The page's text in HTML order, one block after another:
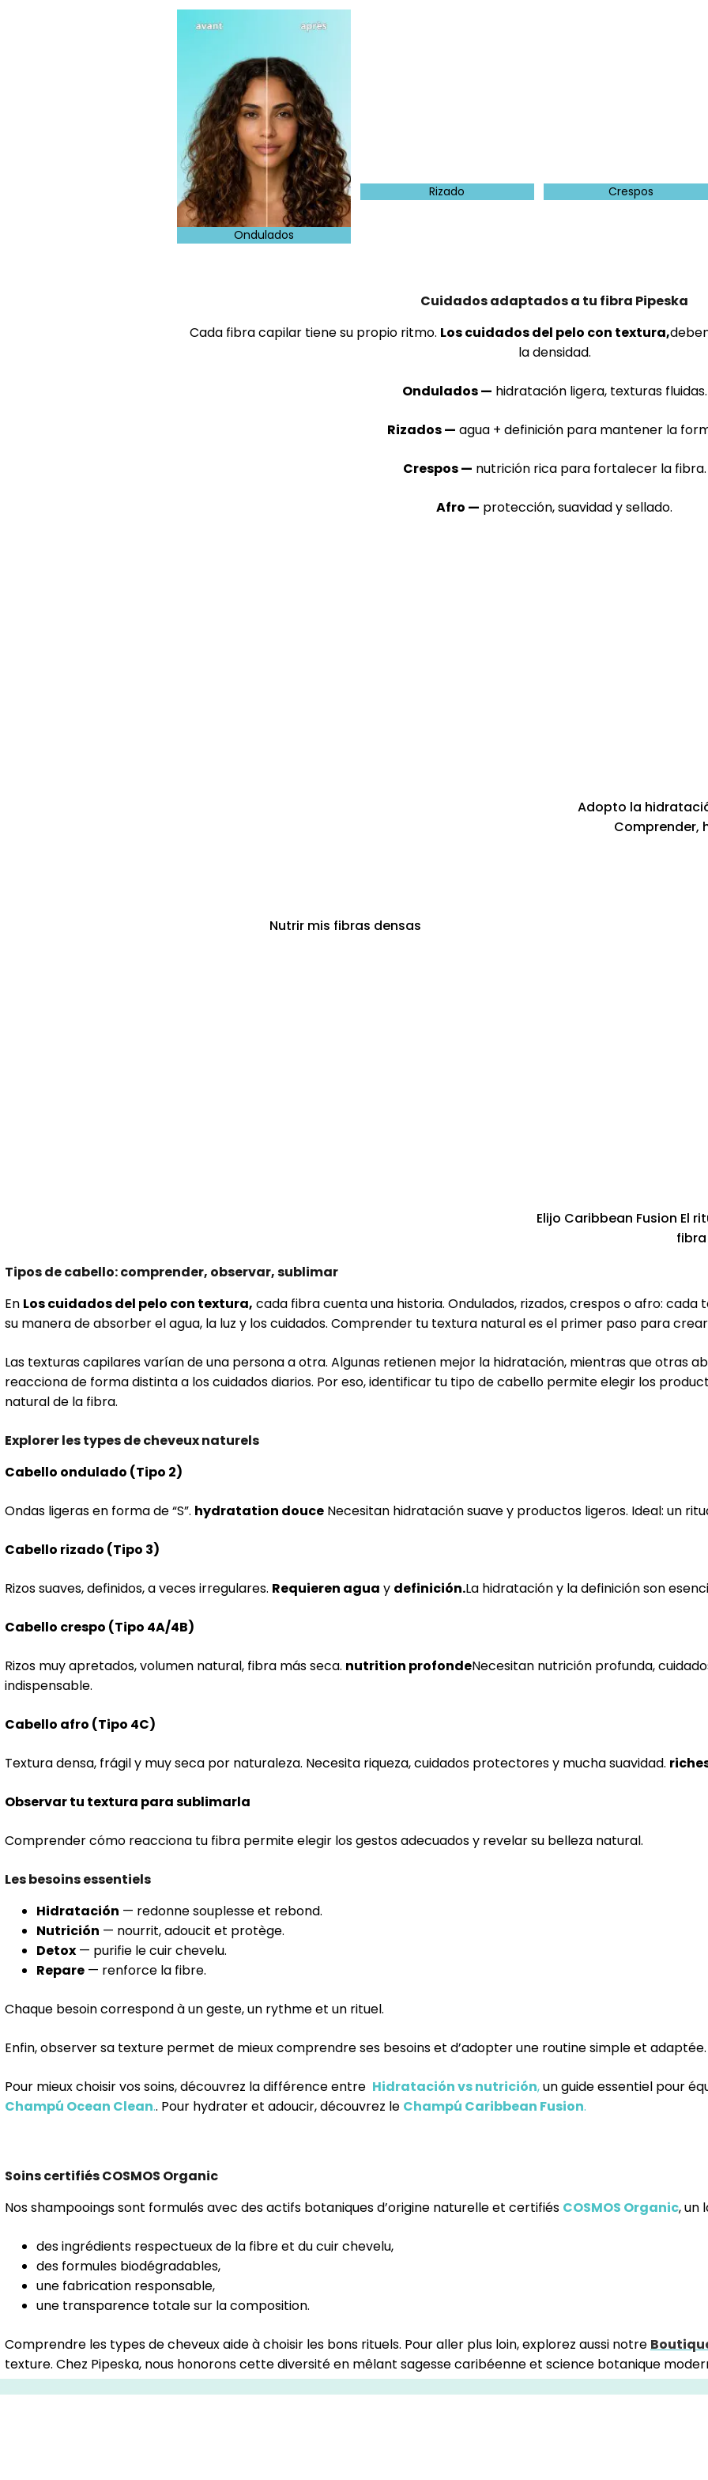
Ondulados
Rizado Crespos
Cuidados adaptados a tu fibra Pipeska
Cada fibra capilar tiene su propio ritmo. Los cuidados del pelo con textura,
la densidad.
Ondulados — hidratación ligera, texturas fluidas.
Rizados — agua + definición para mantener la
Crespos — nutrición rica para fortalecer la fibra.
Afro — protección, suavidad y sellado.
Nutrir mis fibras densas
Adopto la
Comprender,
Elijo Caribbean Fusion El
Tipos de cabello: comprender, observar, sublimar
En Los cuidados del pelo con textura, cada fibra cuenta una historia. Ondulados, rizados, crespos o afro:
su manera de absorber el agua, la luz y los cuidados. Comprender tu textura natural es el primer paso para
Las texturas capilares varían de una persona a otra. Algunas retienen mejor la hidratación, mientras que otras
reacciona de forma distinta a los cuidados diarios. Por eso, identificar tu tipo de cabello permite elegir los
natural de la fibra.
Explorer les types de cheveux naturels
Cabello ondulado (Tipo 2)
Ondas ligeras en forma de “S”. hydratation douce Necesitan hidratación suave y productos ligeros. Ideal: un
Cabello rizado (Tipo 3)
Rizos suaves, definidos, a veces irregulares. Requieren agua y definición.La hidratación y la definición son
Cabello crespo (Tipo 4A/4B)
Rizos muy apretados, volumen natural, fibra más seca. nutrition profondeNecesitan nutrición profunda,
indispensable.
Cabello afro (Tipo 4C)
Textura densa, frágil y muy seca por naturaleza. Necesita riqueza, cuidados protectores y mucha suavidad.
Observar tu textura para sublimarla
Comprender cómo reacciona tu fibra permite elegir los gestos adecuados y revelar su belleza natural.
Les besoins essentiels
Hidratación — redonne souplesse et rebond.
Nutrición — nourrit, adoucit et protège.
Detox — purifie le cuir chevelu.
Repare — renforce la fibre.
Chaque besoin correspond à un geste, un rythme et un rituel.
Enfin, observer sa texture permet de mieux comprendre ses besoins et d’adopter une routine simple et adaptée.
Pour mieux choisir vos soins, découvrez la différence entre Hidratación vs nutrición,un guide essentiel pour
Champú Ocean Clean.. Pour hydrater et adoucir, découvrez le Champú Caribbean Fusion.
Soins certifiés COSMOS Organic
Nos shampooings sont formulés avec des actifs botaniques d’origine naturelle et certifiés COSMOS Organic, un
des ingrédients respectueux de la fibre et du cuir chevelu,
des formules biodégradables,
une fabrication responsable,
une transparence totale sur la composition.
Comprendre les types de cheveux aide à choisir les bons rituels. Pour aller plus loin, explorez aussi notre
texture. Chez Pipeska, nous honorons cette diversité en mêlant sagesse caribéenne et science botanique